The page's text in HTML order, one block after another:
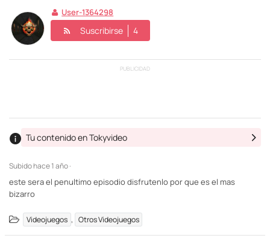
User-1364298
Suscribirse 4
PUBLICIDAD
Subidohace 1 año ·
Tu contenido en Tokyvideo
este sera el penultimo episodio disfrutenlo por que es el mas
bizarro
Videojuegos , Otros Videojuegos